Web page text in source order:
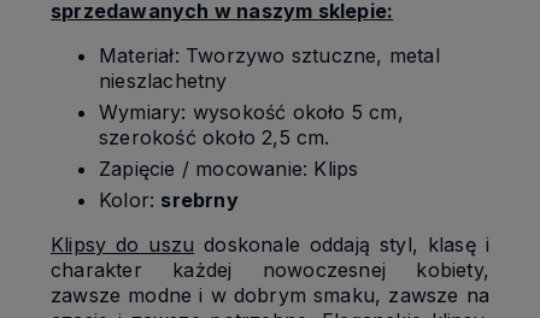
sprzedawanych w naszym sklepie:
Materiał: Tworzywo sztuczne, metal
nieszlachetny
Wymiary: wysokość około 5 cm,
szerokość około 2,5 cm.
Zapięcie / mocowanie: Klips
Kolor: srebrny
Klipsy do uszu doskonale oddają styl, klasę i
charakter każdej nowoczesnej kobiety,
zawsze modne i w dobrym smaku, zawsze na